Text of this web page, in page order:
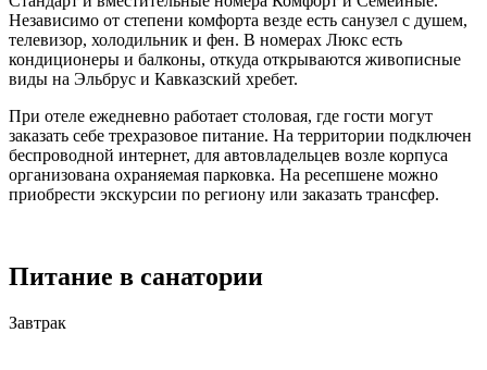
Независимо от степени комфорта везде есть санузел с душем,
телевизор, холодильник и фен. В номерах Люкс есть
кондиционеры и балконы, откуда открываются живописные
виды на Эльбрус и Кавказский хребет.
При отеле ежедневно работает столовая, где гости могут
заказать себе трехразовое питание. На территории подключен
беспроводной интернет, для автовладельцев возле корпуса
организована охраняемая парковка. На ресепшене можно
приобрести экскурсии по региону или заказать трансфер.
Питание в санатории
Завтрак